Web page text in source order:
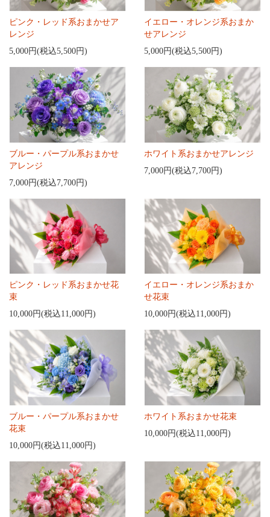
ピンク・レッド系おまかせア
レンジ
5,000円(税込5,500円)
イエロー・オレンジ系おまか
せアレンジ
5,000円(税込5,500円)
ブルー・パープル系おまかせ
アレンジ
7,000円(税込7,700円)
ホワイト系おまかせアレンジ
7,000円(税込7,700円)
ピンク・レッド系おまかせ花
束
10,000円(税込11,000円)
イエロー・オレンジ系おまか
せ花束
10,000円(税込11,000円)
ブルー・パープル系おまかせ
花束
10,000円(税込11,000円)
ホワイト系おまかせ花束
10,000円(税込11,000円)